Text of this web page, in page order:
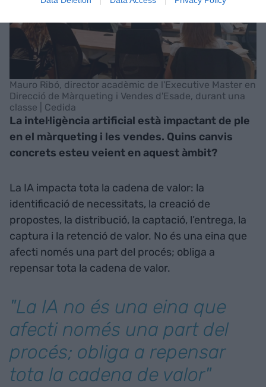
Mauro Ribó, director acadèmic de l'Executive Master en
Direcció de Màrqueting i Vendes d'Esade, durant una
classe | Cedida
La intel·ligència artificial està impactant de ple
en el màrqueting i les vendes. Quins canvis
concrets esteu veient en aquest àmbit?
La IA impacta tota la cadena de valor: la
identificació de necessitats, la creació de
propostes, la distribució, la captació, l’entrega, la
captura i la retenció de valor. No és una eina que
afecti només una part del procés; obliga a
repensar tota la cadena de valor.
"La IA no és una eina que
afecti només una part del
procés; obliga a repensar
tota la cadena de valor"